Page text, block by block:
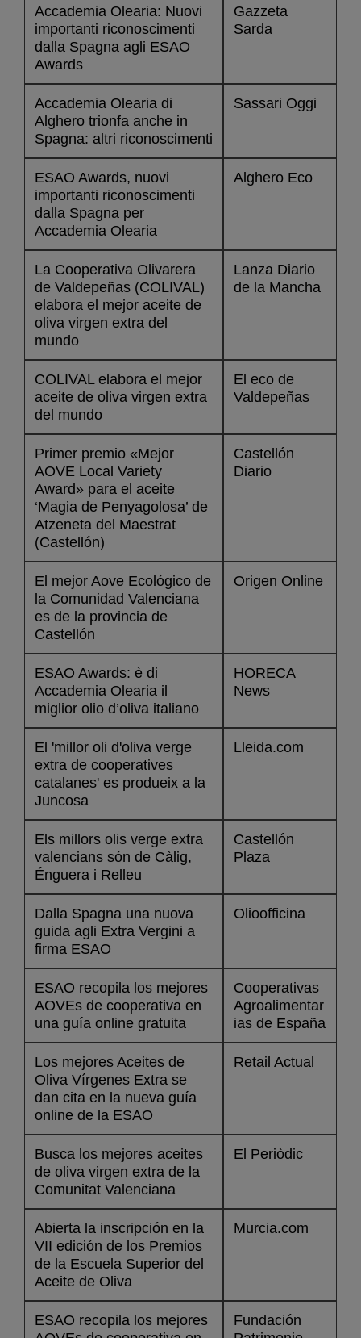
Accademia Olearia: Nuovi
importanti riconoscimenti
dalla Spagna agli ESAO
Awards
Gazzeta
Sarda
Accademia Olearia di
Alghero trionfa anche in
Spagna: altri riconoscimenti
Sassari Oggi
ESAO Awards, nuovi
importanti riconoscimenti
dalla Spagna per
Accademia Olearia
Alghero Eco
La Cooperativa Olivarera
de Valdepeñas (COLIVAL)
elabora el mejor aceite de
oliva virgen extra del
mundo
Lanza Diario
de la Mancha
COLIVAL elabora el mejor
aceite de oliva virgen extra
del mundo
El eco de
Valdepeñas
Primer premio «Mejor
AOVE Local Variety
Award» para el aceite
‘Magia de Penyagolosa’ de
Atzeneta del Maestrat
(Castellón)
Castellón
Diario
El mejor Aove Ecológico de
la Comunidad Valenciana
es de la provincia de
Castellón
Origen Online
ESAO Awards: è di
Accademia Olearia il
miglior olio d’oliva italiano
HORECA
News
El 'millor oli d'oliva verge
extra de cooperatives
catalanes' es produeix a la
Juncosa
Lleida.com
Els millors olis verge extra
valencians són de Càlig,
Énguera i Relleu
Castellón
Plaza
Dalla Spagna una nuova
guida agli Extra Vergini a
firma ESAO
Olioofficina
ESAO recopila los mejores
AOVEs de cooperativa en
una guía online gratuita
Cooperativas
Agroalimentar
ias de España
Los mejores Aceites de
Oliva Vírgenes Extra se
dan cita en la nueva guía
online de la ESAO
Retail Actual
Busca los mejores aceites
de oliva virgen extra de la
Comunitat Valenciana
El Periòdic
Abierta la inscripción en la
VII edición de los Premios
de la Escuela Superior del
Aceite de Oliva
Murcia.com
ESAO recopila los mejores
Fundación